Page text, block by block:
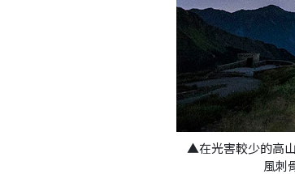
▲在光害較少的高
風刺